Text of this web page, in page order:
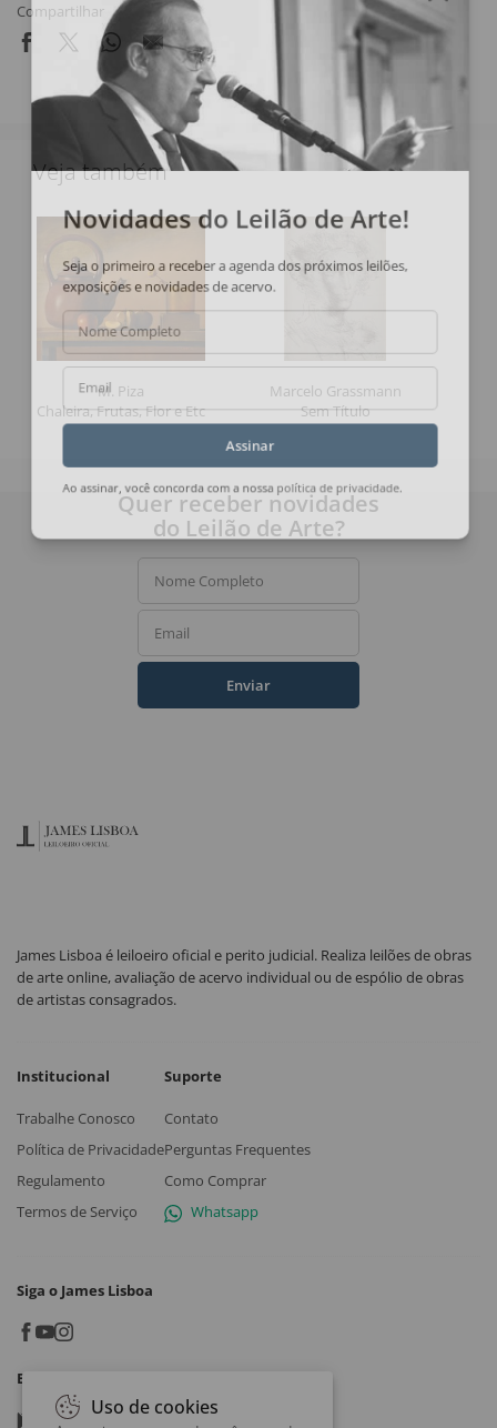
Compartilhar
Veja também
M. Piza
Chaleira, Frutas, Flor e Etc
Marcelo Grassmann
Sem Título
Novidades do Leilão de Arte!
Seja o primeiro a receber a agenda dos próximos leilões,
exposições e novidades de acervo.
Nome Completo
Email
Assinar
Ao assinar, você concorda com a nossapolítica de privacidade
Quer receber novidades
do Leilão de Arte?
Nome Completo
Email
Enviar
James Lisboa é leiloeiro oficial e perito judicial. Realiza leilões de obras
de arte online, avaliação de acervo individual ou de espólio de obras
de artistas consagrados.
Institucional
Trabalhe Conosco
Política de Privacidade
Regulamento
Termos de Serviço
Suporte
Contato
Perguntas Frequentes
Como Comprar
Whatsapp
Siga o James Lisboa
Baixe o App
Google play
Uso de cookies